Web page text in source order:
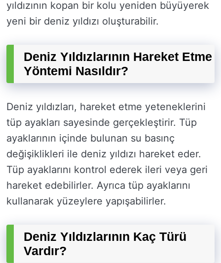
yıldızının kopan bir kolu yeniden büyüyerek
yeni bir deniz yıldızı oluşturabilir.
Deniz Yıldızlarının Hareket Etme
Yöntemi Nasıldır?
Deniz yıldızları, hareket etme yeteneklerini
tüp ayakları sayesinde gerçekleştirir. Tüp
ayaklarının içinde bulunan su basınç
değişiklikleri ile deniz yıldızı hareket eder.
Tüp ayaklarını kontrol ederek ileri veya geri
hareket edebilirler. Ayrıca tüp ayaklarını
kullanarak yüzeylere yapışabilirler.
Deniz Yıldızlarının Kaç Türü
Vardır?